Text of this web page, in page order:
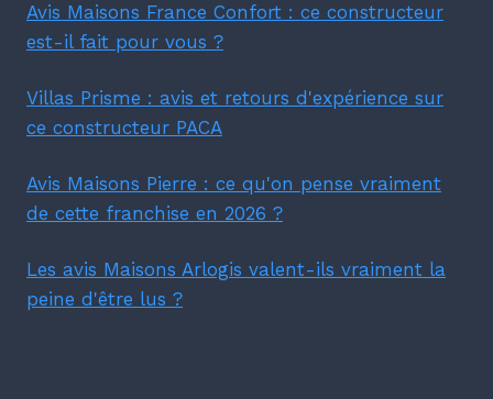
Avis Maisons France Confort : ce constructeur
est-il fait pour vous ?
Villas Prisme : avis et retours d'expérience sur
ce constructeur PACA
Avis Maisons Pierre : ce qu'on pense vraiment
de cette franchise en 2026 ?
Les avis Maisons Arlogis valent-ils vraiment la
peine d'être lus ?